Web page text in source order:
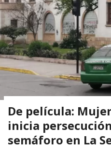
De película:
inicia
semáforo en La